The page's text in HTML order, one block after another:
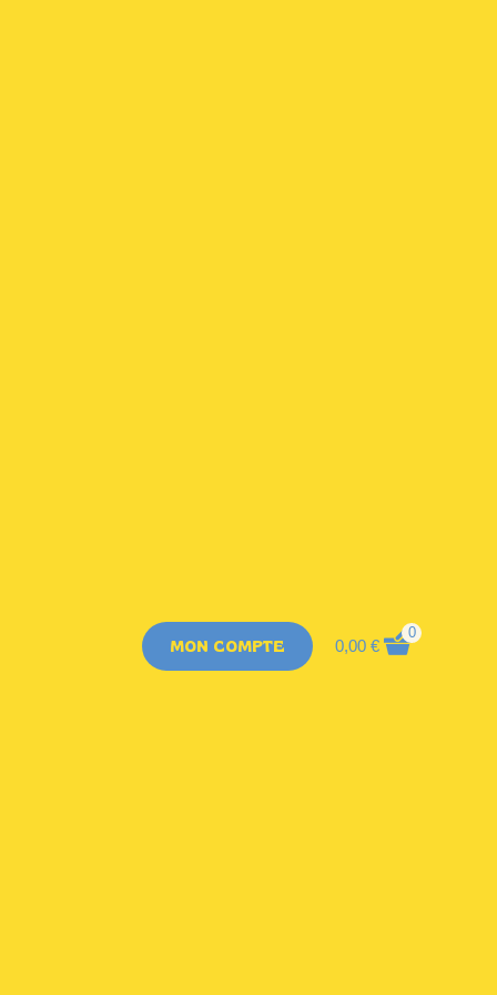
MON COMPTE 0,00 €
0